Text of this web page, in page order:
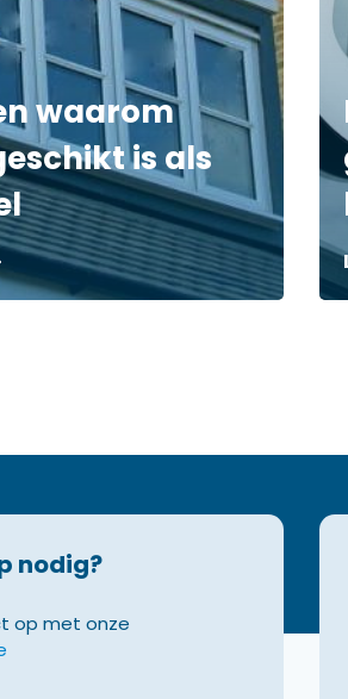
waarom
is als
nodig?
op met onze